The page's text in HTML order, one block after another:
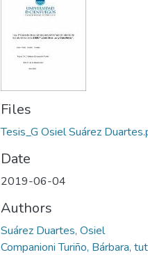
Files
Tesis_G Osiel Suárez
Date
2019-06-04
Authors
Suárez Duartes, Osiel
Companioni Turiño, Bárbara,